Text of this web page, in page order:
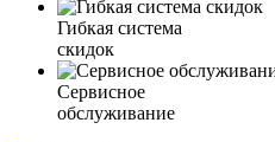
Гибкая система
скидок
Сервисное
обслуживание